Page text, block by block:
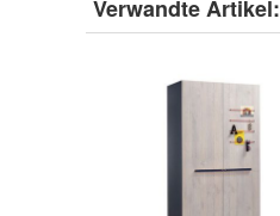
Verwandte Artikel: